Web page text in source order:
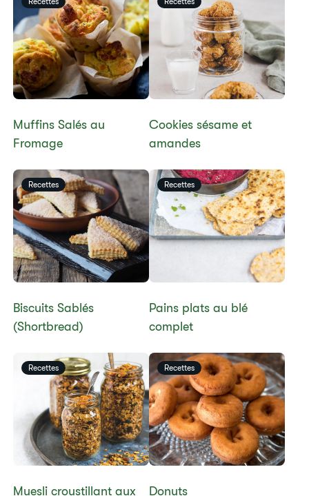
Muffins Salés au
Fromage
​Cookies sésame et
amandes
Recettes
​​Biscuits Sablés
(Shortbread)​
Recettes
​​Pains plats au blé
complet
Recettes
​​Muesli croustillant aux
Recettes
​​Donuts​